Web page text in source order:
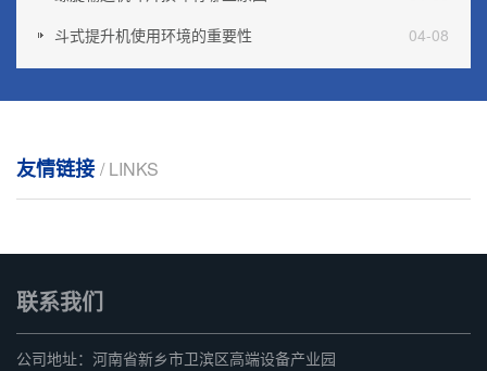
斗式提升机使用环境的重要性
04-08
友情链接 / LINKS
联系我们
公司地址：河南省新乡市卫滨区高端设备产业园